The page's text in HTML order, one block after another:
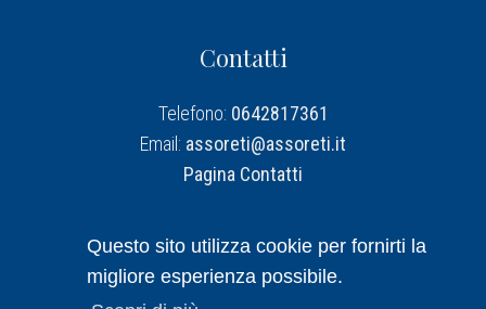
Questo sito utilizza cookie per fornirti la
migliore esperienza possibile.
Contatti
Telefono: 0642817361
Email: assoreti@assoreti.it
Pagina Contatti